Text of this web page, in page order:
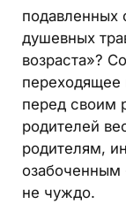
подавленных
душевных
возраста»?
переходящее
перед своим
родителей
родителям,
озабоченным
не чуждо.